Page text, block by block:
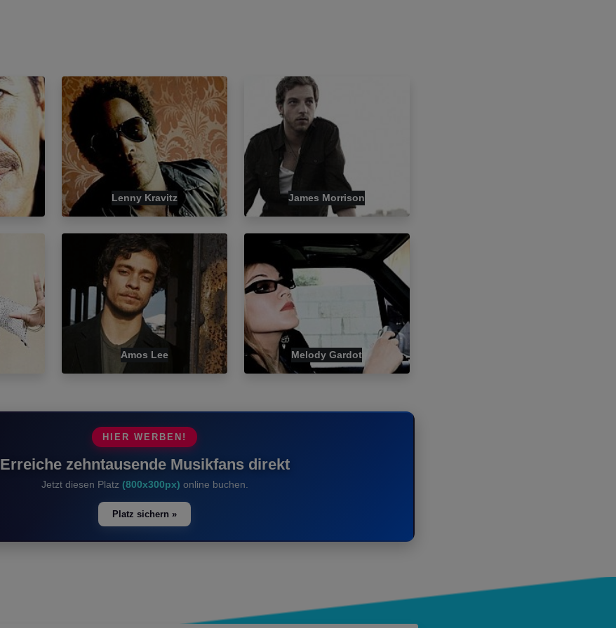
Lenny Kravitz James Morrison
Amos Lee Melody Gardot
HIER WERBEN!
Erreiche zehntausende Musikfans direkt
Jetzt diesen Platz (800x300px) online buchen.
Platz sichern »